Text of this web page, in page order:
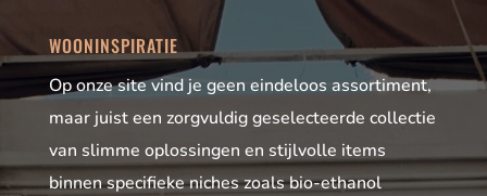
WOONINSPIRATIE
Op onze site vind je geen eindeloos assortiment,
maar juist een zorgvuldig geselecteerde collectie
van slimme oplossingen en stijlvolle items
binnen specifieke niches zoals bio-ethanol